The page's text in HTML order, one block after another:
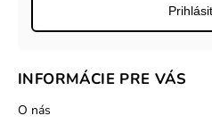
INFORMÁCIE PRE VÁS
O nás